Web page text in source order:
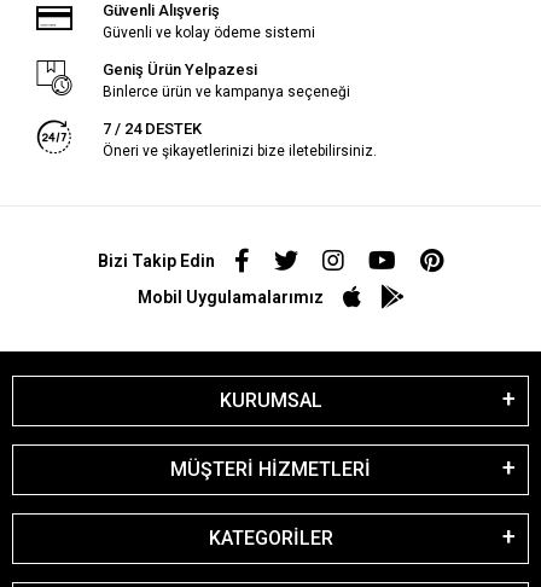
Güvenli Alışveriş
Güvenli ve kolay ödeme sistemi
Geniş Ürün Yelpazesi
Binlerce ürün ve kampanya seçeneği
7 / 24 DESTEK
Öneri ve şikayetlerinizi bize iletebilirsiniz.
Bizi Takip Edin
Mobil Uygulamalarımız
KURUMSAL
MÜŞTERİ HİZMETLERİ
KATEGORİLER